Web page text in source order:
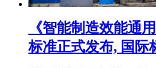
《智能制造效能通
标准正式发布, 国际